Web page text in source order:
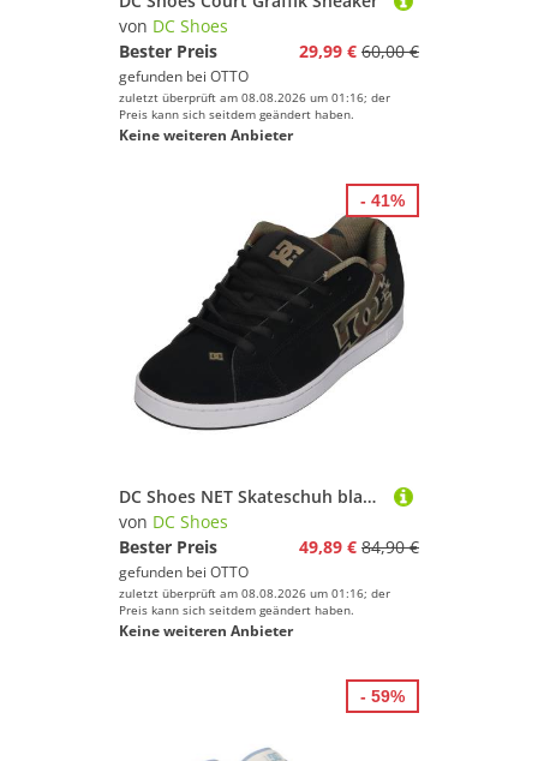
von DC Shoes
Bester Preis
29,99 € 60,00 €
gefunden bei OTTO
zuletzt überprüft am 08.08.2026 um 01:16; der
Preis kann sich seitdem geändert haben.
Keine weiteren Anbieter
DC Shoes NET Skateschuh black green black
von DC Shoes
Bester Preis
49,89 € 84,90 €
gefunden bei OTTO
zuletzt überprüft am 08.08.2026 um 01:16; der
Preis kann sich seitdem geändert haben.
Keine weiteren Anbieter
- 41%
- 59%